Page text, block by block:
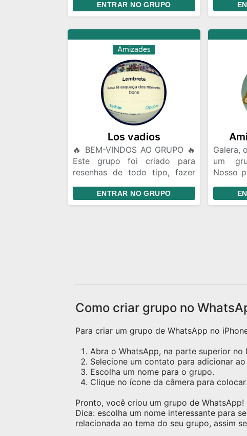
colorida ou algo mais Chat e
bate papo Gincanas Chamadas
de vídeo em grupo Marcar
encontros Amizades com
Segundas intenções
ENTRAR NO GRUPO
𝗣𝗔𝗣𝗢
(☠️🫣).
🔥
𝗩𝗢𝗖Ê
mundo
você
Talvez
Flertes.
Amizades
Los vadios
🔥 BEM-VINDOS AO GRUPO 🔥
Este grupo foi criado para
resenhas de todo tipo, fazer
ideias e se divertir. 📌
Divulgação de Instagram: Você
e faça novas amizades!
ENTRAR NO GRUPO
Galera,
um
Nosso
lugar
quem a
sendo
Como criar grupo no
Para criar um grupo de WhatsApp no
Abra o WhatsApp, na parte superior
Selecione um contato para adicionar
Escolha um nome para o grupo.
Clique no ícone da câmera para
Pronto, você criou um grupo de WhatsApp!
Dica: escolha um nome interessante para
relacionada ao tema do seu grupo, assim